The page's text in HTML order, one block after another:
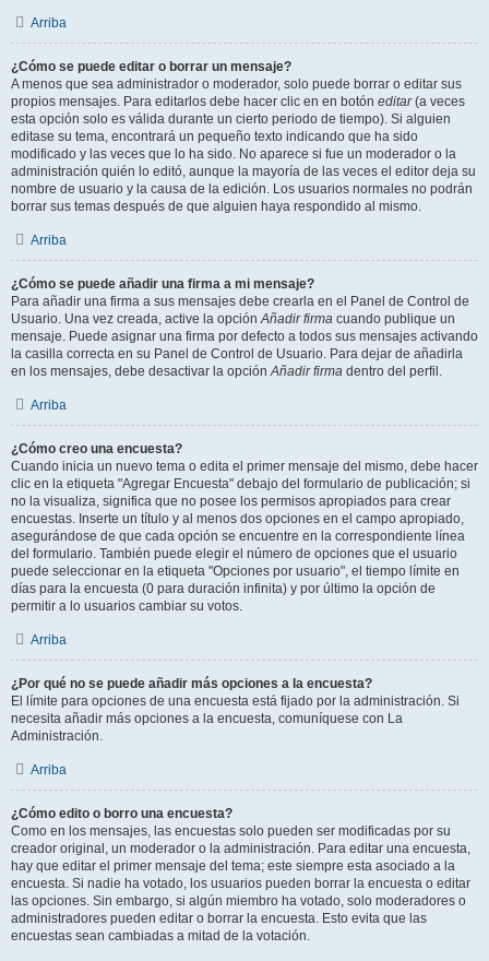
Arriba
¿Cómo se puede editar o borrar un mensaje?
A menos que sea administrador o moderador, solo puede borrar o editar sus
propios mensajes. Para editarlos debe hacer clic en en botón editar(a veces
esta opción solo es válida durante un cierto periodo de tiempo). Si alguien
editase su tema, encontrará un pequeño texto indicando que ha sido
modificado y las veces que lo ha sido. No aparece si fue un moderador o la
administración quién lo editó, aunque la mayoría de las veces el editor deja su
nombre de usuario y la causa de la edición. Los usuarios normales no podrán
borrar sus temas después de que alguien haya respondido al mismo.
Arriba
¿Cómo se puede añadir una firma a mi mensaje?
Para añadir una firma a sus mensajes debe crearla en el Panel de Control de
Usuario. Una vez creada, active la opciónAñadir firma cuando publique un
mensaje. Puede asignar una firma por defecto a todos sus mensajes activando
la casilla correcta en su Panel de Control de Usuario. Para dejar de añadirla
en los mensajes, debe desactivar la opciónAñadir firma dentro del perfil.
Arriba
¿Cómo creo una encuesta?
Cuando inicia un nuevo tema o edita el primer mensaje del mismo, debe hacer
clic en la etiqueta "Agregar Encuesta" debajo del formulario de publicación; si
no la visualiza, significa que no posee los permisos apropiados para crear
encuestas. Inserte un título y al menos dos opciones en el campo apropiado,
asegurándose de que cada opción se encuentre en la correspondiente línea
del formulario. También puede elegir el número de opciones que el usuario
puede seleccionar en la etiqueta "Opciones por usuario", el tiempo límite en
días para la encuesta (0 para duración infinita) y por último la opción de
permitir a lo usuarios cambiar su votos.
Arriba
¿Por qué no se puede añadir más opciones a la encuesta?
El límite para opciones de una encuesta está fijado por la administración. Si
necesita añadir más opciones a la encuesta, comuníquese con La
Administración.
Arriba
¿Cómo edito o borro una encuesta?
Como en los mensajes, las encuestas solo pueden ser modificadas por su
creador original, un moderador o la administración. Para editar una encuesta,
hay que editar el primer mensaje del tema; este siempre esta asociado a la
encuesta. Si nadie ha votado, los usuarios pueden borrar la encuesta o editar
las opciones. Sin embargo, si algún miembro ha votado, solo moderadores o
administradores pueden editar o borrar la encuesta. Esto evita que las
encuestas sean cambiadas a mitad de la votación.